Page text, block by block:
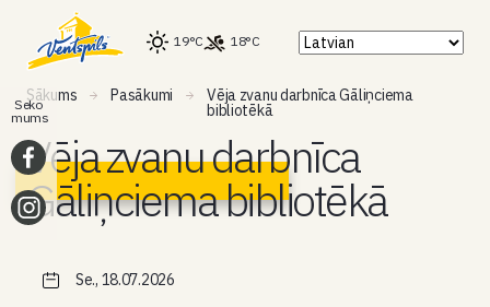
19°C 18°C
Sākums Pasākumi Vēja zvanu darbnīca Gāliņciema
bibliotēkā
Vēja zvanu darbnīca
Gāliņciema bibliotēkā
Se., 18.07.2026
Seko
mums